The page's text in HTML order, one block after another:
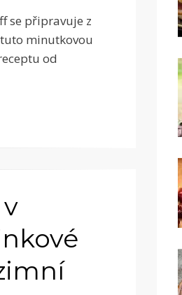
se připravuje z
minutkovou
od